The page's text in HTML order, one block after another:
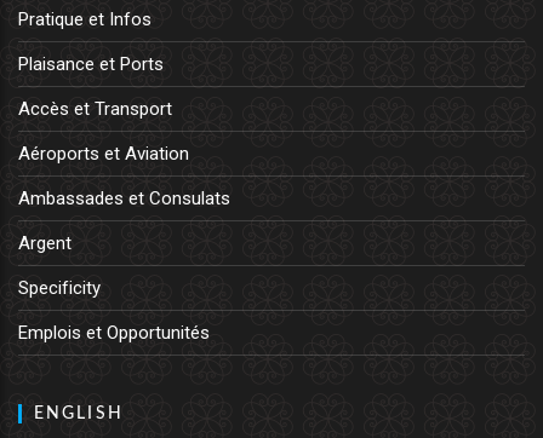
Pratique et Infos
Plaisance et Ports
Accès et Transport
Aéroports et Aviation
Ambassades et Consulats
Argent
Specificity
Emplois et Opportunités
ENGLISH